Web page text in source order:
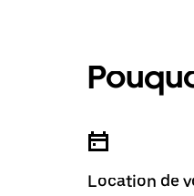
Location de